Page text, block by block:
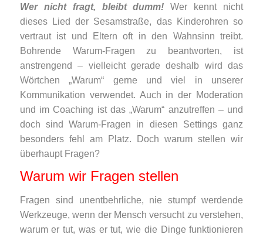
Wer nicht fragt, bleibt dumm!Wer kennt nicht
dieses Lied der Sesamstraße, das Kinderohren so
vertraut ist und Eltern oft in den Wahnsinn treibt.
Bohrende Warum-Fragen zu beantworten, ist
anstrengend – vielleicht gerade deshalb wird das
Wörtchen „Warum“ gerne und viel in unserer
Kommunikation verwendet. Auch in der Moderation
und im Coaching ist das „Warum“ anzutreffen – und
doch sind Warum-Fragen in diesen Settings ganz
besonders fehl am Platz. Doch warum stellen wir
überhaupt Fragen?
Warum wir Fragen stellen
Fragen sind unentbehrliche, nie stumpf werdende
Werkzeuge, wenn der Mensch versucht zu verstehen,
warum er tut, was er tut, wie die Dinge funktionieren